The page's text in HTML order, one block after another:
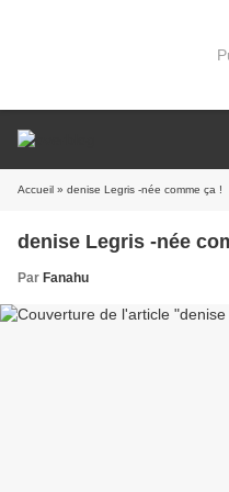
Accueil » denise Legris -née comme ça !
denise Legris -née
Par Fanahu